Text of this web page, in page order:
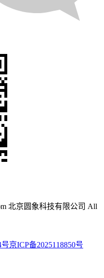
北京圆象科技有限公司 All
号京ICP备2025118850号